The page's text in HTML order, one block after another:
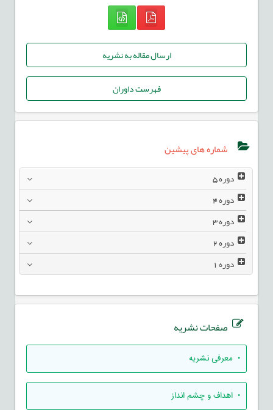
ارسال مقاله به نشریه
فهرست داوران
شماره های پیشین
دوره5
دوره4
دوره3
دوره2
دوره1
صفحات نشریه
• معرفی نشریه
• اهداف و چشم انداز